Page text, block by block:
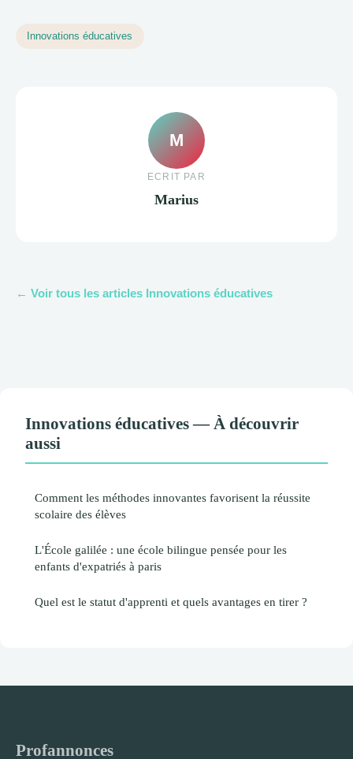
Innovations éducatives
M
ECRIT PAR
Marius
← Voir tous les articles Innovations éducatives
Innovations éducatives — À découvrir
aussi
Comment les méthodes innovantes favorisent la réussite
scolaire des élèves
L'École galilée : une école bilingue pensée pour les
enfants d'expatriés à paris
Quel est le statut d'apprenti et quels avantages en tirer ?
Profannonces